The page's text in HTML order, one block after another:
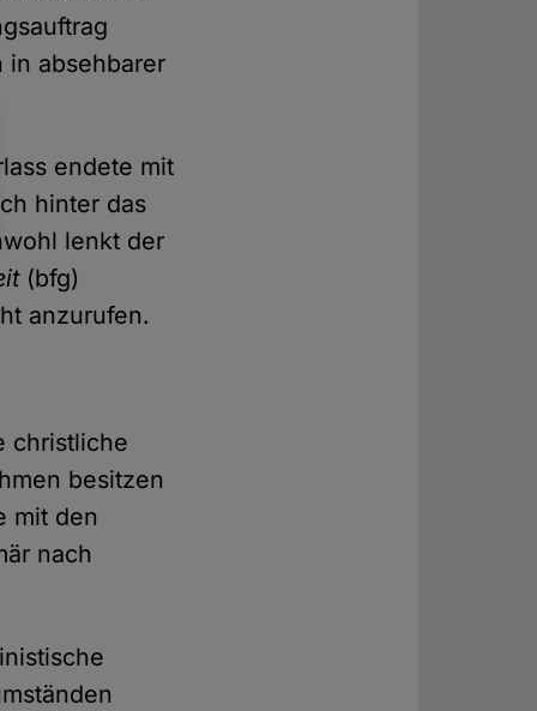
in absehbarer
endete mit
hinter das
lenkt der
(bfg)
anzurufen.
christliche
besitzen
mit den
nach